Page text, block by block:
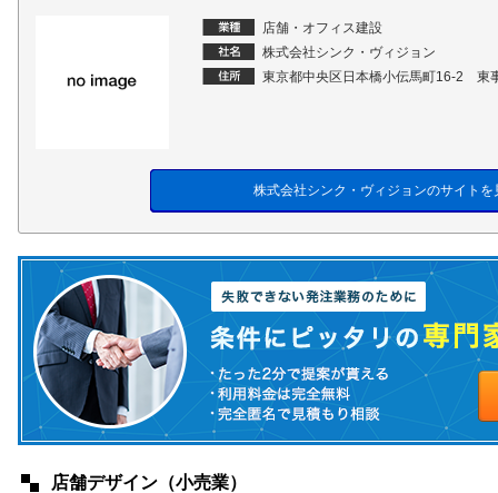
店舗・オフィス建設
株式会社シンク・ヴィジョン
東京都中央区日本橋小伝馬町16-2 東
株式会社シンク・ヴィジョンのサイトを
店舗デザイン（小売業）